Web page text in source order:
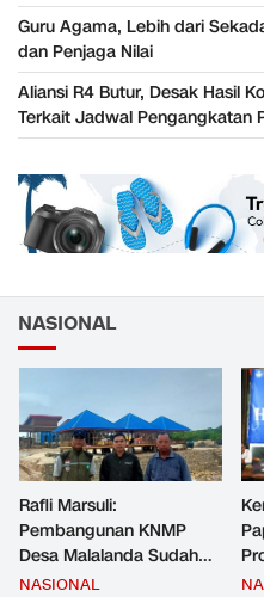
Guru Agama, Lebih dari
dan Penjaga Nilai
Aliansi R4 Butur, Desak Hasil
Terkait Jadwal Pengangkatan
NASIONAL
Rafli Marsuli:
Pembangunan KNMP
Desa Malalanda Sudah
Mencapai 69 Persen dan
NASIONAL